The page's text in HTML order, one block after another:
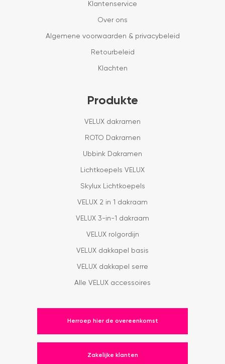
Klantenservice
Over ons
Algemene voorwaarden & privacybeleid
Retourbeleid
Klachten
Produkte
VELUX dakramen
ROTO Dakramen
Ubbink Dakramen
Lichtkoepels VELUX
Skylux Lichtkoepels
VELUX 2 in 1 dakraam
VELUX 3-in-1 dakraam
VELUX rolgordijn
VELUX dakkapel basis
VELUX dakkapel serre
Alle VELUX accessoires
Herroep hier de overeenkomst
Zakelijke klanten